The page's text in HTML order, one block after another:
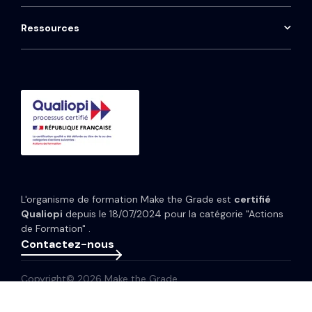
Maintenance CRM
Onboarding HubSpot
Consulting HubSpot
HubSpot Marketing Hub
HubSpot Service Hub
HubSpot Data Hub
Tarifs HubSpot
Ressources
Études de cas
Portfolio
Espace presse
Glossaire
L'organisme de formation Make the Grade est certifié
Qualiopi depuis le 18/07/2024 pour la catégorie "Actions
de Formation" .
Contactez-nous
Copyright© 2026 Make the Grade